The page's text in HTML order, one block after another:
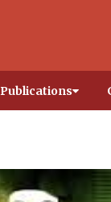
Publications